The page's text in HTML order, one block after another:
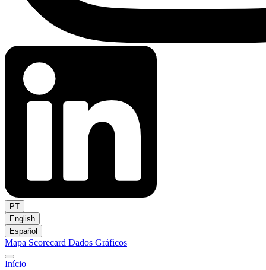
PT
English
Español
Mapa Scorecard Dados Gráficos
Início